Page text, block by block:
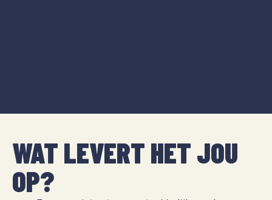
WAT LEVERT HET JOU
OP?